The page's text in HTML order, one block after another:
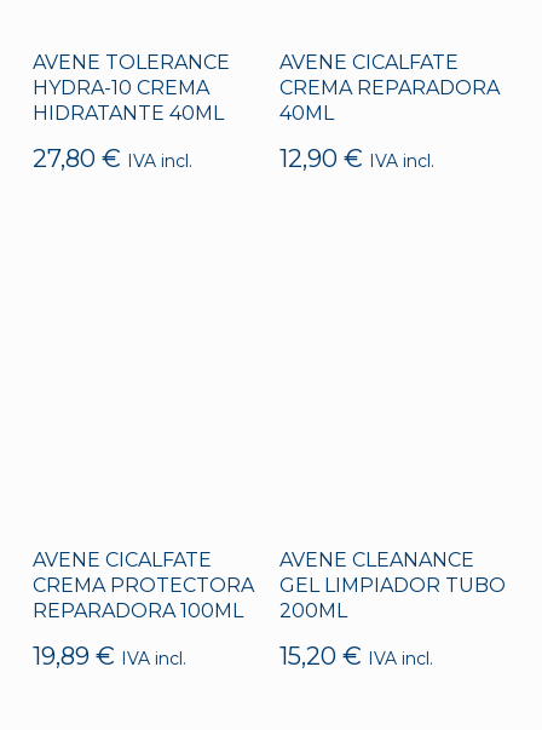
AVENE TOLERANCE
HYDRA-10 CREMA
HIDRATANTE 40ML
27,80 € IVA incl.
AVENE CICALFATE
CREMA REPARADORA
40ML
12,90€ IVA incl.
AVENE CICALFATE
CREMA PROTECTORA
REPARADORA 100ML
19,89 € IVA incl.
AVENE CLEANANCE
GEL LIMPIADOR TUBO
200ML
15,20€ IVA incl.